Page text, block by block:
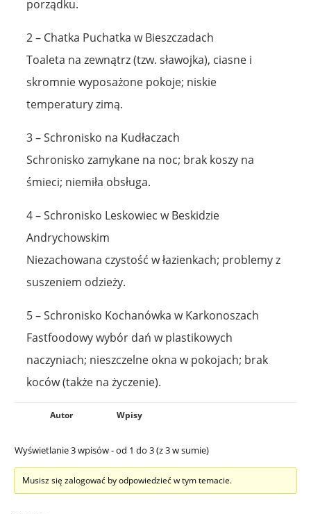
3 – Schronisko na Kudłaczach
Schronisko zamykane na noc; brak koszy na
śmieci; niemiła obsługa.
4 – Schronisko Leskowiec w Beskidzie
Andrychowskim
Niezachowana czystość w łazienkach; problemy z
5 – Schronisko Kochanówka w Karkonoszach
Fastfoodowy wybór dań w plastikowych
naczyniach; nieszczelne okna w pokojach; brak
Autor Wpisy
Wyświetlanie 3 wpisów - od 1 do 3 (z 3 w sumie)
użytkownika: